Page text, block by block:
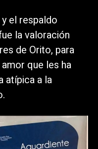
el respaldo
la valoración
de Orito, para
que les ha
atípica a la